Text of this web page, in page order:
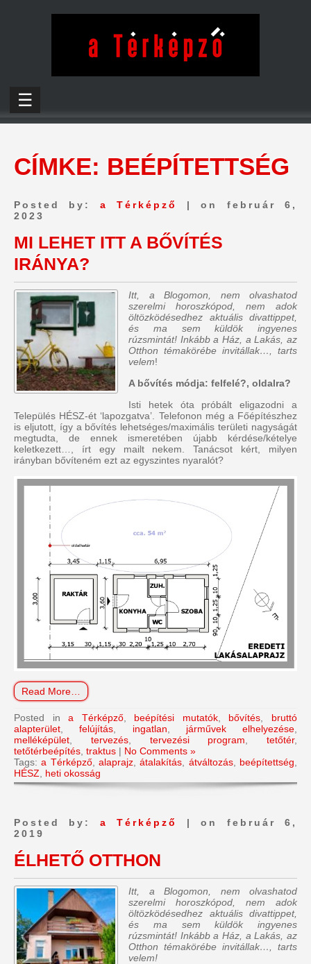
☰
CÍMKE: BEÉPÍTETTSÉG
Posted by: a Térképző
| on február 6,
2023
MI LEHET ITT A BŐVÍTÉS
IRÁNYA?
Itt, a Blogomon, nem olvashatod
szerelmi horoszkópod, nem adok
öltözködésedhez aktuális divattippet,
és ma sem küldök ingyenes
rúzsmintát! Inkább a Ház, a Lakás, az
Otthon témakörébe invitállak…, tarts
velem!
A bővítés módja: felfelé?, oldalra?
Isti hetek óta próbált eligazodni a
Település HÉSZ-ét ‘lapozgatva’. Telefonon még a Főépítészhez
is eljutott, így a bővítés lehetséges/maximális területi nagyságát
megtudta, de ennek ismeretében újabb kérdése/kételye
keletkezett…, írt egy mailt nekem. Tanácsot kért, milyen
irányban bővíteném ezt az egyszintes nyaralót?
Read More…
Posted ina Térképző, beépítési mutatók, bővítés
bruttó
alapterület ,felújítás ingatlan járművek elhelyezése
melléképület
tervezés, tervezési program tetőtér,
tetőtérbeépítés traktus | No Comments »
Tags:a Térképző,alaprajz ,átalakítás átváltozás, beépítettség
HÉSZ
heti okosság
Posted by: a Térképző
| on február 6,
2019
ÉLHETŐ OTTHON
Itt, a Blogomon, nem olvashatod
szerelmi horoszkópod, nem adok
öltözködésedhez aktuális divattippet,
és ma sem küldök ingyenes
rúzsmintát! Inkább a Ház, a Lakás, az
Otthon témakörébe invitállak…, tarts
velem!